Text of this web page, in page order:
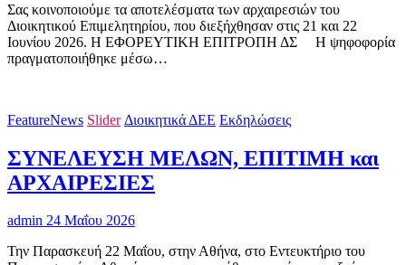
Σας κοινοποιούμε τα αποτελέσματα των αρχαιρεσιών του
Διοικητικού Επιμελητηρίου, που διεξήχθησαν στις 21 και 22
Ιουνίου 2026. Η ΕΦΟΡΕΥΤΙΚΗ ΕΠΙΤΡΟΠΗ ΔΣ H ψηφοφορία
πραγματοποιήθηκε μέσω…
FeatureNews Slider Διοικητικά ΔΕΕ Εκδηλώσεις
ΣΥΝΕΛΕΥΣΗ ΜΕΛΩΝ, ΕΠΙΤΙΜΗ και
ΑΡΧΑΙΡΕΣΙΕΣ
admin 24 Μαΐου 2026
Την Παρασκευή 22 Μαΐου, στην Αθήνα, στο Εντευκτήριο του